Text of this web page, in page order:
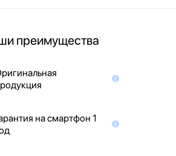
преимущества
на смартфон 1